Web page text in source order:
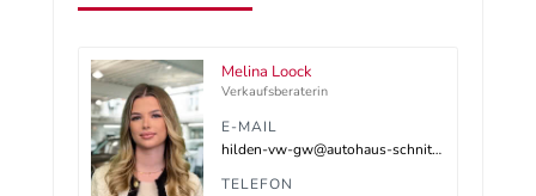
Melina Loock
Verkaufsberaterin
E-MAIL
hilden-vw-gw@autohaus-schnitzler.dealerdesk.de
TELEFON